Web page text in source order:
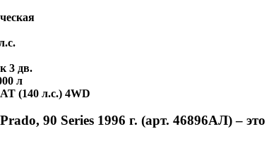
3 дв.
л
(140 л.с.) 4WD
90 Series 1996 г. (арт. 46896АЛ) –